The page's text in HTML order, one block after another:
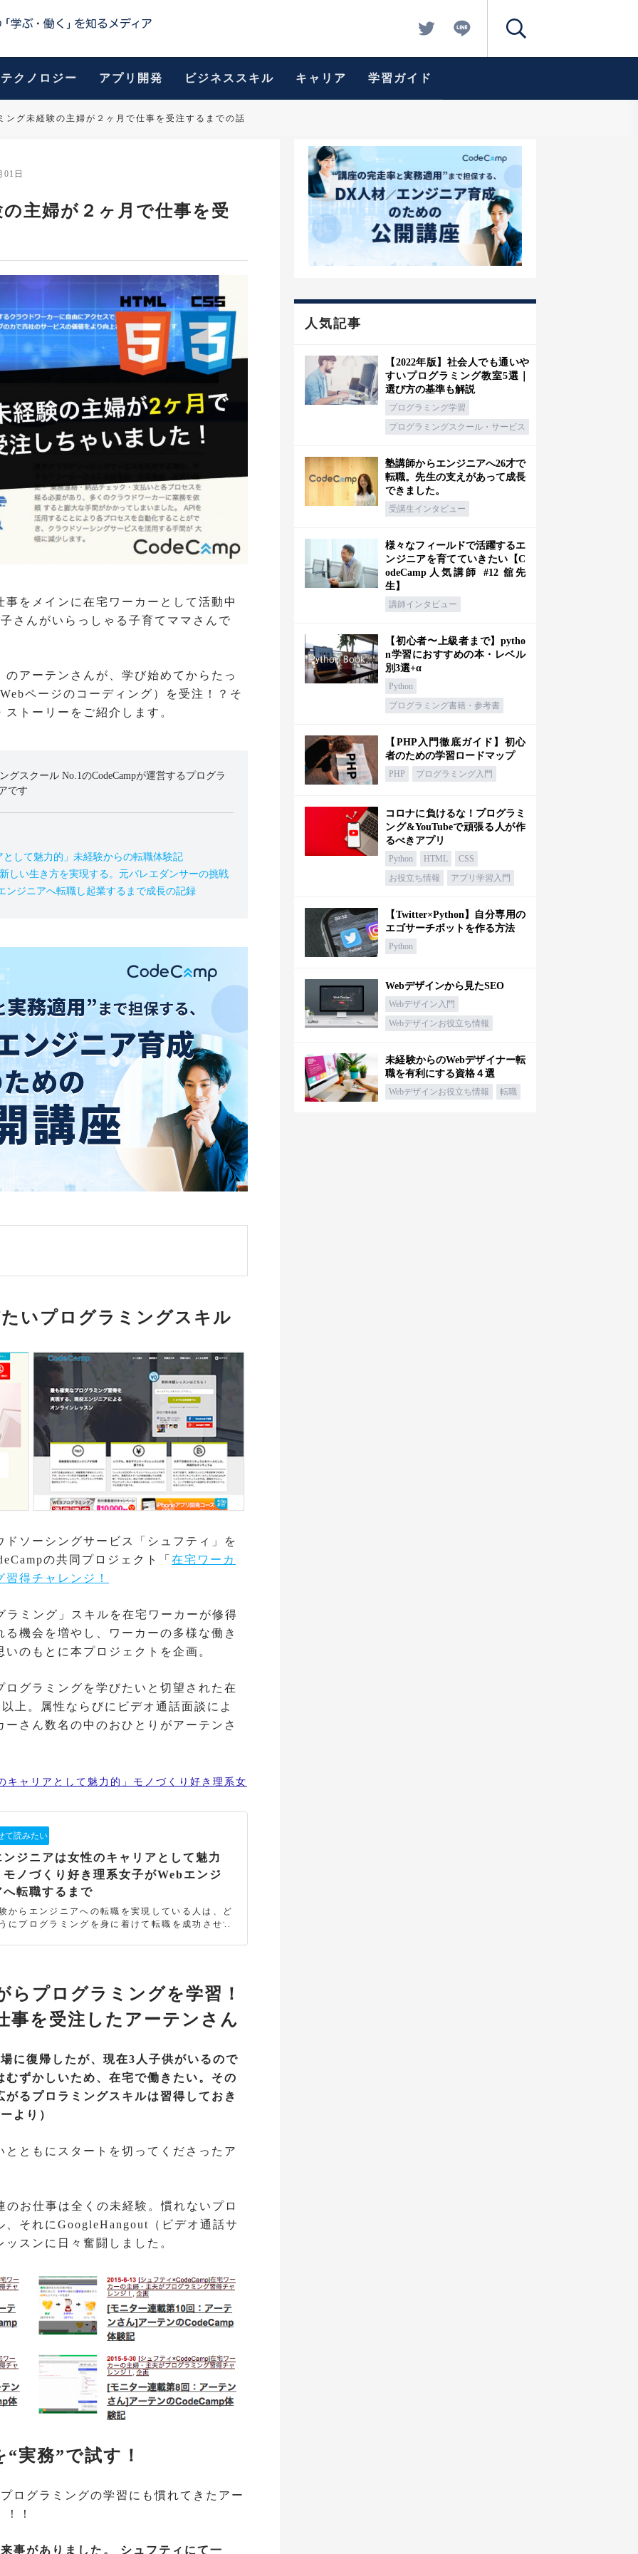
テクノロジー アプリ開発 ビジネススキル キャリア 学習ガイド
ング未経験の主婦が２ヶ月で仕事を受注するまでの話
01日
主婦が２ヶ月で仕事を受
をメインに在宅ワーカーとして活動中
さんがいらっしゃる子育てママさんで
アーテンさんが、学び始めてからたっ
ページのコーディング）を受注！？そ
トーリーをご紹介します。
グスクール No.1のCodeCampが運営するプログラ
です
して魅力的」未経験からの転職体験記
しい生き方を実現する。元バレエダンサーの挑戦
ンジニアへ転職し起業するまで成長の記録
いプログラミングスキル
ソーシングサービス「シュフティ」を
の共同プロジェクト「 在宅ワーカ
得チャレンジ！
ミング」スキルを在宅ワーカーが修得
機会を増やし、ワーカーの多様な働き
のもとに本プロジェクトを企画。
グラミングを学びたいと切望された在
上。属性ならびにビデオ通話面談によ
さん数名の中のおひとりがアーテンさ
キャリアとして魅力的」モノづくり好き理系女
ンジニアは女性のキャリアとして魅力
モノづくり好き理系女子がWebエンジ
へ転職するまで
からエンジニアへの転職を実現している人は、ど
にプログラミングを身に着けて転職を成功させて
チャレンジ精神が旺盛な彼女がどのようにエンジ
しての転職を実現したのかを語っていただきまし
※三吉さんが受講したコースは[CodeCampGate
エンジニア転職コース)](https://codecamp.jp/cour
習と実践演習 - 計40回のマンツーマンレッスン -
歴書の添削、模擬面接、エンジニアメンターによ
状の作成、など充実したキャリアサポート 未経験
ンジニアに転職するまでを徹底的に支援するコー
。コース詳細はこちらから確認してみてくださ
▶︎https://codecamp.jp/courses/engineer [![imag
ac.ebis.ne.jp/t
らプログラミングを学習！
事を受注したアーテンさん
に復帰したが、現在3人子供がいるので
ずかしいため、在宅で働きたい。その
るプロラミングスキルは習得しておき
より）
ともにスタートを切ってくださったア
お仕事は全くの未経験。慣れないプロ
それにGoogleHangout（ビデオ通話サ
スンに日々奮闘しました。
実務”で試す！
ログラミングの学習にも慣れてきたアー
！
事がありました。 シュフティにて一
人気記事
【2022年版】社会人でも通いや
すいプログラミング教室5選｜
選び方の基準も解説
プログラミング学習
プログラミングスクール・サービス
塾講師からエンジニアへ26才で
転職。先生の支えがあって成長
できました。
受講生インタビュー
様々なフィールドで活躍するエ
ンジニアを育てていきたい【C
odeCamp人気講師 #12 舘先
生】
講師インタビュー
【初心者〜上級者まで】pytho
n学習におすすめの本・レベル
別3選+α
Python
プログラミング書籍・参考書
【PHP入門徹底ガイド】初心
者のための学習ロードマップ
PHP プログラミング入門
コロナに負けるな！プログラミ
ング&YouTubeで頑張る人が作
るべきアプリ
Python HTML
CSS
お役立ち情報
アプリ学習入門
【Twitter×Python】自分専用の
エゴサーチボットを作る方法
Python
Webデザインから見たSEO
Webデザイン入門
Webデザインお役立ち情報
未経験からのWebデザイナー転
職を有利にする資格４選
Webデザインお役立ち情報 転職